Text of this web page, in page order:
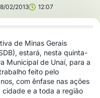
02/2013 12:07
de Minas Gerais
estará, nesta quinta-
Municipal de Unaí, para a
feito pelo
com ênfase nas ações
e a toda a região